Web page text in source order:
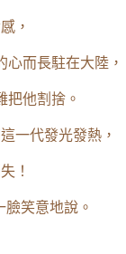
，
而長駐在大陸，
把他割捨。
一代發光發熱，
！
臉笑意地說。